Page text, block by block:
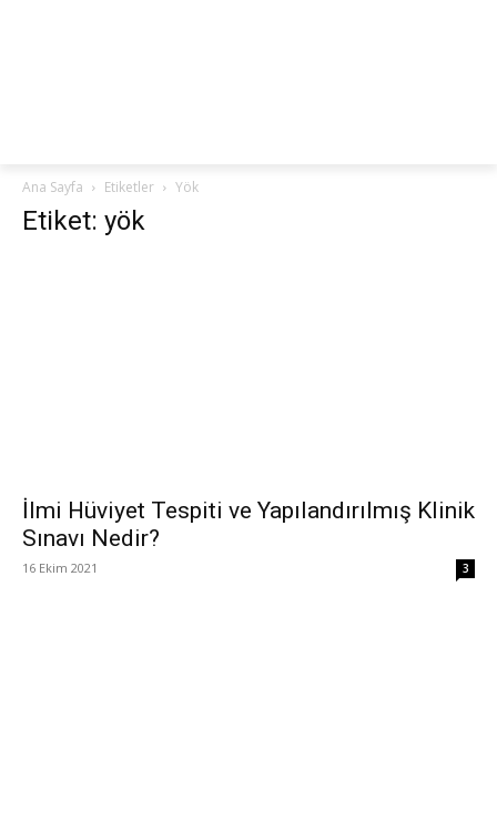
Ana Sayfa Etiketler Yök
Etiket: yök
İlmi Hüviyet Tespiti ve Yapılandırılmış Klinik
Sınavı Nedir?
16 Ekim 2021 3